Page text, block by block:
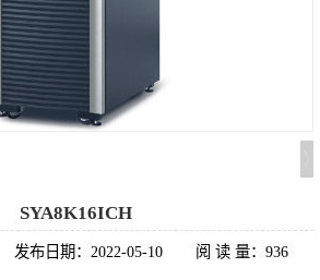
SYA8K16ICH
发布日期：2022-05-10 阅 读 量：936